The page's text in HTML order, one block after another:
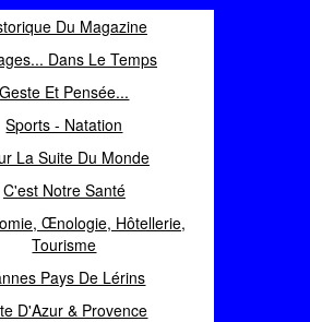
Du Magazine
Dans Le Temps
Geste Et Pensée...
Sports - Natation
La Suite Du Monde
C'est Notre Santé
Œnologie, Hôtellerie,
Tourisme
Pays De Lérins
D'Azur & Provence